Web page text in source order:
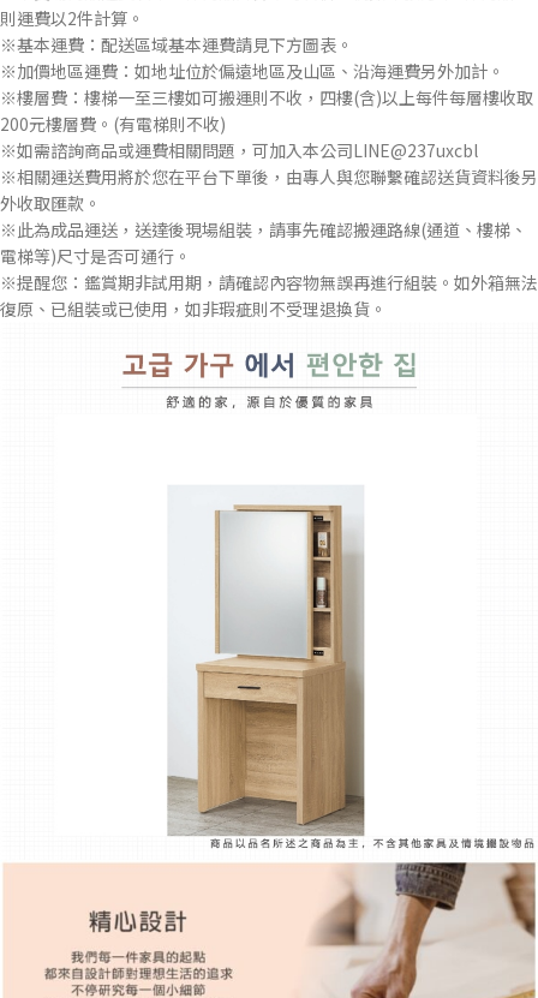
則運費以2件計算。
※基本運費：配送區域基本運費請見下方圖表。
※加價地區運費：如地址位於偏遠地區及山區、沿海運費另外加計。
※樓層費：樓梯一至三樓如可搬運則不收，四樓(含)以上每件每層樓收取
200元樓層費。(有電梯則不收)
※如需諮詢商品或運費相關問題，可加入本公司LINE@237uxcbl
※相關運送費用將於您在平台下單後，由專人與您聯繫確認送貨資料後另
外收取匯款。
※此為成品運送，送達後現場組裝，請事先確認搬運路線(通道、樓梯、
電梯等)尺寸是否可通行。
※提醒您：鑑賞期非試用期，請確認內容物無誤再進行組裝。如外箱無法
復原、已組裝或已使用，如非瑕疵則不受理退換貨。